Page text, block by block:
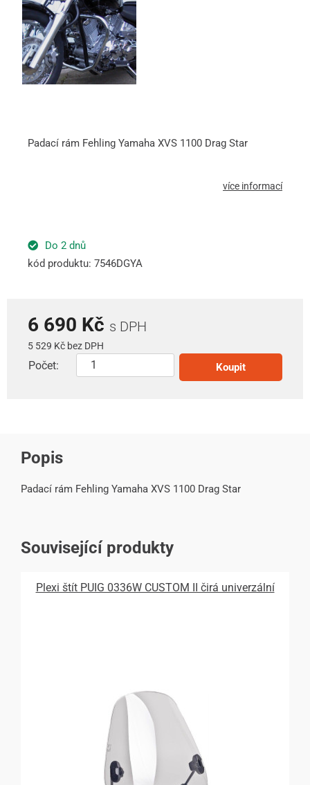
Padací rám Fehling Yamaha XVS 1100 Drag Star
více informací
Do 2 dnů
kód produktu: 7546DGYA
6 690 Kč s DPH
5 529 Kč bez DPH
Počet: Koupit
Popis
Padací rám Fehling Yamaha XVS 1100 Drag Star
Související produkty
Plexi štít PUIG 0336W CUSTOM II čirá univerzální